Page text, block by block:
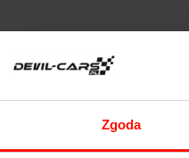
Zgoda
3.6s do 100